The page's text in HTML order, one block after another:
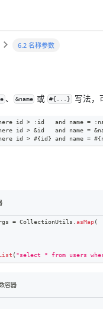
6.2 名称参数
、 &name 或 #{...} 写法，
id > :id   and name =
id > &id   and name =
id > #{id} and name =
= CollectionUtils .asMap(
( "select * from users
容器